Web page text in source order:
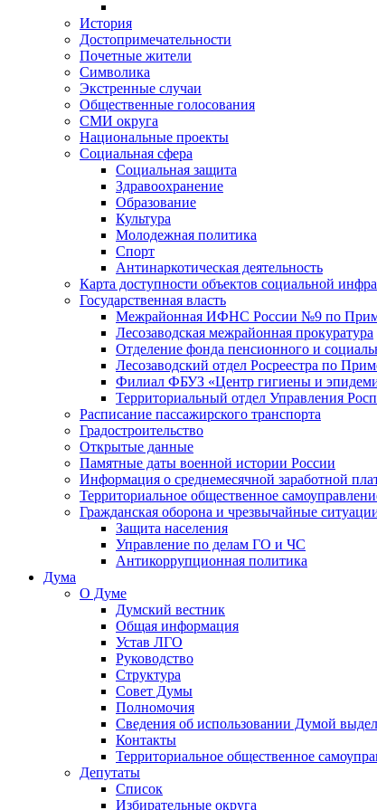
История
Достопримечательности
Почетные жители
Символика
Экстренные случаи
Общественные голосования
СМИ округа
Национальные проекты
Социальная сфера
Социальная защита
Здравоохранение
Образование
Культура
Молодежная политика
Спорт
Антинаркотическая деятельность
Карта доступности объектов социальной
Государственная власть
Межрайонная ИФНС России №9 по
Лесозаводская межрайонная прокуратура
Отделение фонда пенсионного и
Лесозаводский отдел Росреестра по
Филиал ФБУЗ «Центр гигиены и
Территориальный отдел Управления
Расписание пассажирского транспорта
Градостроительство
Открытые данные
Памятные даты военной истории России
Информация о среднемесячной заработной
Территориальное общественное
Гражданская оборона и чрезвычайные
Защита населения
Управление по делам ГО и ЧС
Антикоррупционная политика
Дума
О Думе
Думский вестник
Общая информация
Устав ЛГО
Руководство
Структура
Совет Думы
Полномочия
Сведения об использовании Думой
Контакты
Территориальное общественное
Депутаты
Список
Избирательные округа